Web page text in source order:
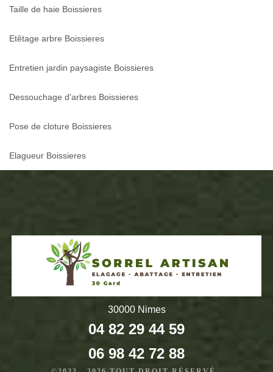
Taille de haie Boissieres
Etêtage arbre Boissieres
Entretien jardin paysagiste Boissieres
Dessouchage d'arbres Boissieres
Pose de cloture Boissieres
Elagueur Boissieres
30000 Nimes
04 82 29 44 59
06 98 42 72 88